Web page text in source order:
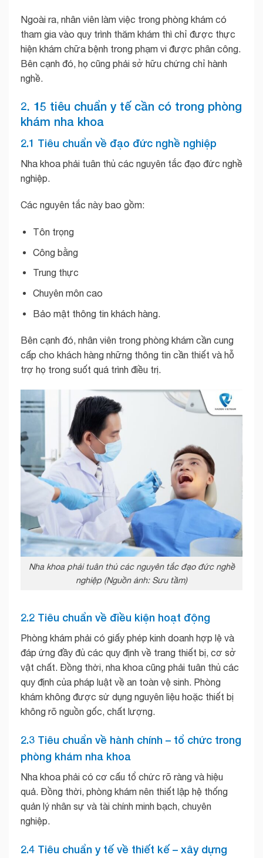
Ngoài ra, nhân viên làm việc trong phòng khám có
tham gia vào quy trình thăm khám thì chỉ được thực
hiện khám chữa bệnh trong phạm vi được phân công.
Bên cạnh đó, họ cũng phải sở hữu chứng chỉ hành
nghề.
2. 15 tiêu chuẩn y tế cần có trong phòng
khám nha khoa
2.1 Tiêu chuẩn về đạo đức nghề nghiệp
Nha khoa phải tuân thủ các nguyên tắc đạo đức nghề
nghiệp.
Các nguyên tắc này bao gồm:
Tôn trọng
Công bằng
Trung thực
Chuyên môn cao
Bảo mật thông tin khách hàng.
Bên cạnh đó, nhân viên trong phòng khám cần cung
cấp cho khách hàng những thông tin cần thiết và hỗ
trợ họ trong suốt quá trình điều trị.
Nha khoa phải tuân thủ các nguyên tắc đạo đức nghề
nghiệp (Nguồn ảnh: Sưu tầm)
2.2 Tiêu chuẩn về điều kiện hoạt động
Phòng khám phải có giấy phép kinh doanh hợp lệ và
đáp ứng đầy đủ các quy định về trang thiết bị, cơ sở
vật chất. Đồng thời, nha khoa cũng phải tuân thủ các
quy định của pháp luật về an toàn vệ sinh. Phòng
khám không được sử dụng nguyên liệu hoặc thiết bị
không rõ nguồn gốc, chất lượng.
2.3 Tiêu chuẩn về hành chính – tổ chức trong
phòng khám nha khoa
Nha khoa phải có cơ cấu tổ chức rõ ràng và hiệu
quả. Đồng thời, phòng khám nên thiết lập hệ thống
quản lý nhân sự và tài chính minh bạch, chuyên
nghiệp.
2.4 Tiêu chuẩn y tế về thiết kế – xây dựng